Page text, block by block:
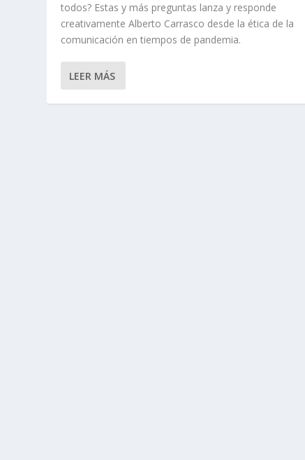
todos? Estas y más preguntas lanza y responde
creativamente Alberto Carrasco desde la ética de la
comunicación en tiempos de pandemia.
LEER MÁS